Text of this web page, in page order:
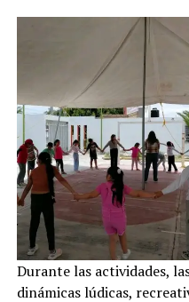
Durante las actividades,
dinámicas lúdicas,